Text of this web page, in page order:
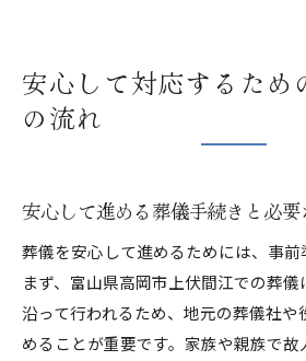
安心して対応するため
の流れ
安心して進める葬儀手続きと必
葬儀を安心して進めるためには、事前
まず、富山県高岡市上伏間江での葬
沿って行われるため、地元の葬儀社
めることが重要です。家族や親族で故